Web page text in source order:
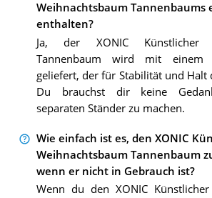
Weihnachtsbaum Tannenbaums
enthalten?
Ja, der XONIC Künstlicher
Tannenbaum wird mit einem
geliefert, der für Stabilität und Halt
Du brauchst dir keine
separaten Ständer zu machen.
Wie einfach ist es, den XONIC
Weihnachtsbaum Tannenbaum
wenn er nicht in Gebrauch ist?
Wenn du den XONIC Künstlicher